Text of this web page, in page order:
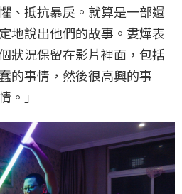
、抵抗暴戾。就算是一部還
地說出他們的故事。婁燁表
狀況保留在影片裡面，包括
的事情，然後很高興的事
。」